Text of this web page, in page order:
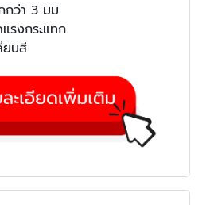
กว่า 3 มม
รงกระแทก
ยนสี